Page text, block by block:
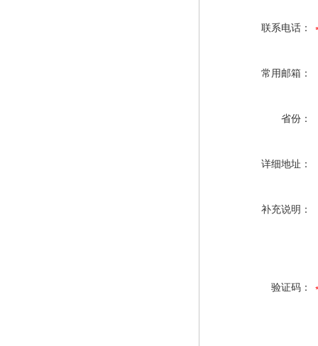
联系电话：
常用邮箱：
省份：
详细地址：
补充说明：
验证码：